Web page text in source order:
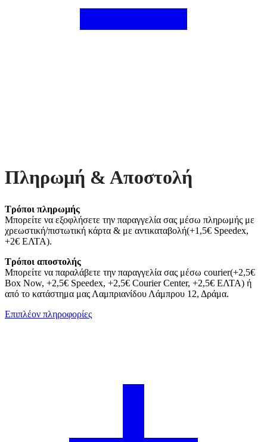
Πληρωμή & Αποστολή
Τρόποι πληρωμής
Μπορείτε να εξοφλήσετε την παραγγελία σας μέσω πληρωμής με
χρεωστική/πιστωτική κάρτα & με αντικαταβολή(+1,5€ Speedex,
+2€ ΕΛΤΑ).
Τρόποι αποστολής
Μπορείτε να παραλάβετε την παραγγελία σας μέσω courier(+2,5€
Box Now, +2,5€ Speedex, +2,5€ Courier Center, +2,5€ ΕΛΤΑ) ή
από το κατάστημα μας Λαμπριανίδου Λάμπρου 12, Δράμα.
Επιπλέον πληροφορίες